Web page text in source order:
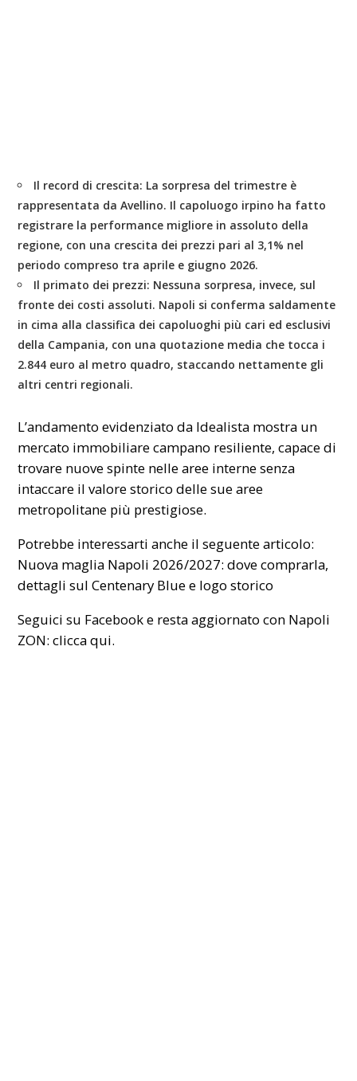
Il record di crescita: La sorpresa del trimestre è
rappresentata daAvellino. Il capoluogo irpino ha fatto
registrare la performance migliore in assoluto della
regione, con una crescita dei prezzi pari al 3,1% nel
periodo compreso tra aprile e giugno 2026.
Il primato dei prezzi: Nessuna sorpresa, invece, sul
fronte dei costi assoluti. Napoli si conferma saldamente
in cima alla classifica dei capoluoghi più cari ed esclusivi
della Campania, con una quotazione media che tocca i
2.844 euro al metro quadro, staccando nettamente gli
altri centri regionali.
L’andamento evidenziato da Idealista mostra un
mercato immobiliare campano resiliente, capace di
trovare nuove spinte nelle aree interne senza
intaccare il valore storico delle sue aree
metropolitane più prestigiose.
Potrebbe interessarti anche il seguente articolo:
Nuova maglia Napoli 2026/2027: dove comprarla,
dettagli sul Centenary Blue e logo storico
Seguici su Facebook e resta aggiornato con Napoli
ZON:clicca qui.